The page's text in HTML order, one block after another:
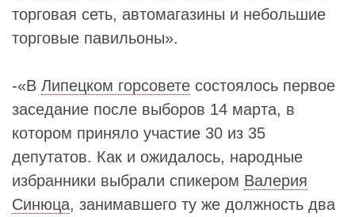
торговая сеть, автомагазины и небольшие
торговые павильоны».
-«В Липецком горсовете состоялось первое
заседание после выборов 14 марта, в
котором приняло участие 30 из 35
депутатов. Как и ожидалось, народные
избранники выбрали спикером Валерия
Синюца, занимавшего ту же должность два